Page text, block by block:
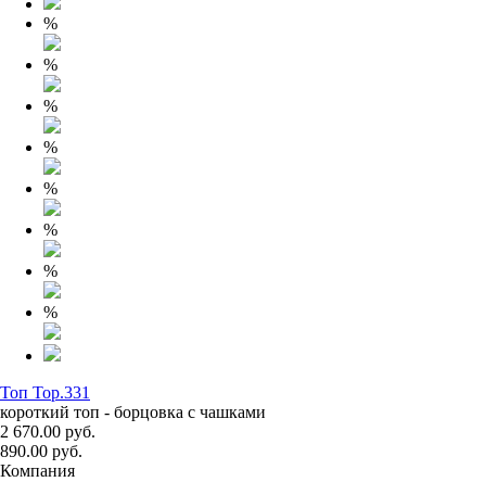
%
%
%
%
%
%
%
%
Топ Top.331
короткий топ - борцовка с чашками
2 670.00 руб.
890.00 руб.
Компания